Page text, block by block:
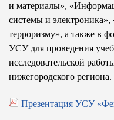
и материалы»,
системы и электроника»,
терроризму», а также в
УСУ для проведения
исследовательской
нижегородского региона.
Презентация УСУ